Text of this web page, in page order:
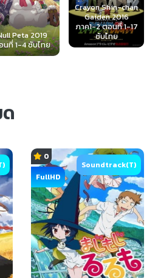
Shin-chan
Gaiden 2016
1-2 ตอนที่ 1-17
ซับไทย
Tears to Tiara
2009 สงครามวิถี
ราชันย์ ตอนที่ 1-26
ซับไทย
0
FullHD
Soundtrack(T)